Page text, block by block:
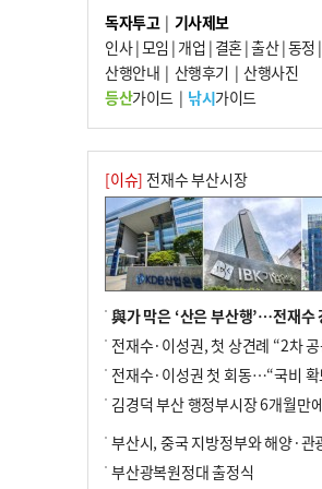
8
외국인 선원 ‘인신매매 경유지’
우려가 현실로
9
[사설] 해수부 신청사 북항으로 확
수도 도약의 전환점
10 르노 못 타는 부산시장…관용차
힌 지역기업 응원
독자투고| 기사제보
인사|모임 | 개업 | 결혼|출산|동정 |
산행안내 | 산행후기 | 산행사진
등산가이드| 낚시가이드
[이슈] 전재수 부산시장
부산시, 중국 지방정부와 해양·관
부산광복원정대 출정식